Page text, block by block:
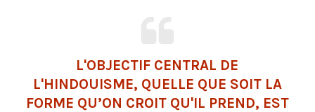
L'OBJECTIF CENTRAL DE
L'HINDOUISME, QUELLE QUE SOIT LA
FORME QU’ON CROIT QU'IL PREND, EST